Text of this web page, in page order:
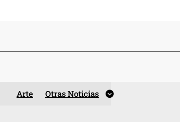
Arte Otras Noticias